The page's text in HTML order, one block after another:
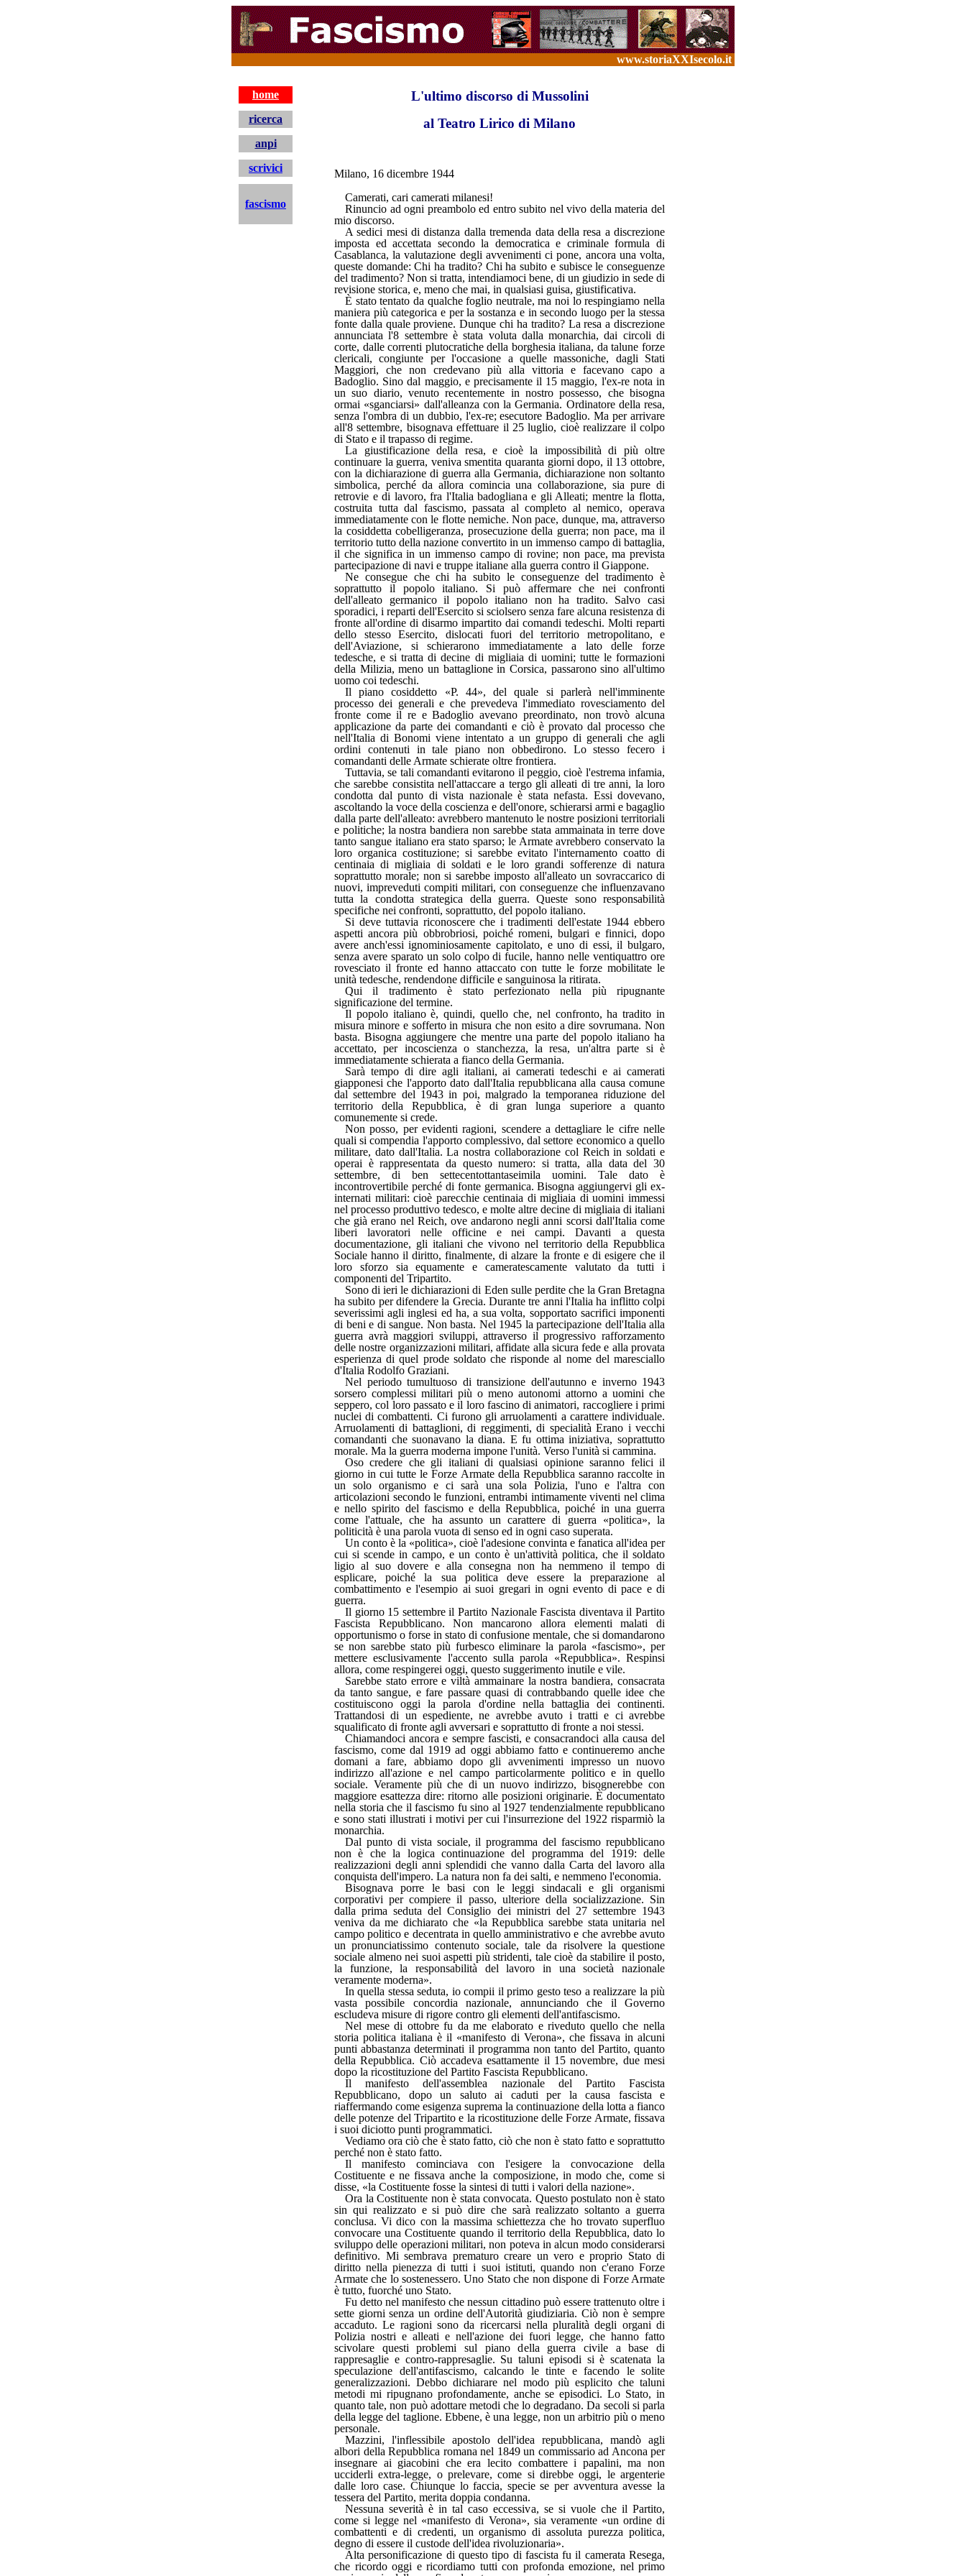
www.storiaXXIsecolo.it
home
L'ultimo discorso di Mussolini
al Teatro Lirico di Milano
Milano, 16 dicembre 1944
Camerati, cari camerati milanesi!
Rinuncio ad ogni preambolo ed entro subito nel vivo della materia del
mio discorso.
A sedici mesi di distanza dalla tremenda data della resa a discrezione
imposta ed accettata secondo la democratica e criminale formula di
Casablanca, la valutazione degli avvenimenti ci pone, ancora una volta,
queste domande: Chi ha tradito? Chi ha subito e subisce le conseguenze
del tradimento? Non si tratta, intendiamoci bene, di un giudizio in sede di
revisione storica, e, meno che mai, in qualsiasi guisa, giustificativa.
È stato tentato da qualche foglio neutrale, ma noi lo respingiamo nella
maniera più categorica e per la sostanza e in secondo luogo per la stessa
fonte dalla quale proviene. Dunque chi ha tradito? La resa a discrezione
annunciata l'8 settembre è stata voluta dalla monarchia, dai circoli di
corte, dalle correnti plutocratiche della borghesia italiana, da talune forze
clericali, congiunte per l'occasione a quelle massoniche, dagli Stati
Maggiori, che non credevano più alla vittoria e facevano capo a
Badoglio. Sino dal maggio, e precisamente il 15 maggio, l'ex-re nota in
un suo diario, venuto recentemente in nostro possesso, che bisogna
ormai «sganciarsi» dall'alleanza con la Germania. Ordinatore della resa,
senza l'ombra di un dubbio, l'ex-re; esecutore Badoglio. Ma per arrivare
all'8 settembre, bisognava effettuare il 25 luglio, cioè realizzare il colpo
di Stato e il trapasso di regime.
La giustificazione della resa, e cioè la impossibilità di più oltre
continuare la guerra, veniva smentita quaranta giorni dopo, il 13 ottobre,
con la dichiarazione di guerra alla Germania, dichiarazione non soltanto
simbolica, perché da allora comincia una collaborazione, sia pure di
retrovie e di lavoro, fra l'Italia badogliana e gli Alleati; mentre la flotta,
costruita tutta dal fascismo, passata al completo al nemico, operava
immediatamente con le flotte nemiche. Non pace, dunque, ma, attraverso
la cosiddetta cobelligeranza, prosecuzione della guerra; non pace, ma il
territorio tutto della nazione convertito in un immenso campo di battaglia,
il che significa in un immenso campo di rovine; non pace, ma prevista
partecipazione di navi e truppe italiane alla guerra contro il Giappone.
Ne consegue che chi ha subito le conseguenze del tradimento è
soprattutto il popolo italiano. Si può affermare che nei confronti
dell'alleato germanico il popolo italiano non ha tradito. Salvo casi
sporadici, i reparti dell'Esercito si sciolsero senza fare alcuna resistenza di
fronte all'ordine di disarmo impartito dai comandi tedeschi. Molti reparti
dello stesso Esercito, dislocati fuori del territorio metropolitano, e
dell'Aviazione, si schierarono immediatamente a lato delle forze
tedesche, e si tratta di decine di migliaia di uomini; tutte le formazioni
della Milizia, meno un battaglione in Corsica, passarono sino all'ultimo
uomo coi tedeschi.
Il piano cosiddetto «P. 44», del quale si parlerà nell'imminente
processo dei generali e che prevedeva l'immediato rovesciamento del
fronte come il re e Badoglio avevano preordinato, non trovò alcuna
applicazione da parte dei comandanti e ciò è provato dal processo che
nell'Italia di Bonomi viene intentato a un gruppo di generali che agli
ordini contenuti in tale piano non obbedirono. Lo stesso fecero i
comandanti delle Armate schierate oltre frontiera.
Tuttavia, se tali comandanti evitarono il peggio, cioè l'estrema infamia,
che sarebbe consistita nell'attaccare a tergo gli alleati di tre anni, la loro
condotta dal punto di vista nazionale è stata nefasta. Essi dovevano,
ascoltando la voce della coscienza e dell'onore, schierarsi armi e bagaglio
dalla parte dell'alleato: avrebbero mantenuto le nostre posizioni territoriali
e politiche; la nostra bandiera non sarebbe stata ammainata in terre dove
tanto sangue italiano era stato sparso; le Armate avrebbero conservato la
loro organica costituzione; si sarebbe evitato l'internamento coatto di
centinaia di migliaia di soldati e le loro grandi sofferenze di natura
soprattutto morale; non si sarebbe imposto all'alleato un sovraccarico di
nuovi, impreveduti compiti militari, con conseguenze che influenzavano
tutta la condotta strategica della guerra. Queste sono responsabilità
specifiche nei confronti, soprattutto, del popolo italiano.
Si deve tuttavia riconoscere che i tradimenti dell'estate 1944 ebbero
aspetti ancora più obbrobriosi, poiché romeni, bulgari e finnici, dopo
avere anch'essi ignominiosamente capitolato, e uno di essi, il bulgaro,
senza avere sparato un solo colpo di fucile, hanno nelle ventiquattro ore
rovesciato il fronte ed hanno attaccato con tutte le forze mobilitate le
unità tedesche, rendendone difficile e sanguinosa la ritirata.
Qui il tradimento è stato perfezionato nella più ripugnante
significazione del termine.
Il popolo italiano è, quindi, quello che, nel confronto, ha tradito in
misura minore e sofferto in misura che non esito a dire sovrumana. Non
basta. Bisogna aggiungere che mentre una parte del popolo italiano ha
accettato, per incoscienza o stanchezza, la resa, un'altra parte si è
immediatamente schierata a fianco della Germania.
Sarà tempo di dire agli italiani, ai camerati tedeschi e ai camerati
giapponesi che l'apporto dato dall'Italia repubblicana alla causa comune
dal settembre del 1943 in poi, malgrado la temporanea riduzione del
territorio della Repubblica, è di gran lunga superiore a quanto
comunemente si crede.
Non posso, per evidenti ragioni, scendere a dettagliare le cifre nelle
quali si compendia l'apporto complessivo, dal settore economico a quello
militare, dato dall'Italia. La nostra collaborazione col Reich in soldati e
operai è rappresentata da questo numero: si tratta, alla data del 30
settembre, di ben settecentottantaseimila uomini. Tale dato è
incontrovertibile perché di fonte germanica. Bisogna aggiungervi gli ex-
internati militari: cioè parecchie centinaia di migliaia di uomini immessi
nel processo produttivo tedesco, e molte altre decine di migliaia di italiani
che già erano nel Reich, ove andarono negli anni scorsi dall'Italia come
liberi lavoratori nelle officine e nei campi. Davanti a questa
documentazione, gli italiani che vivono nel territorio della Repubblica
Sociale hanno il diritto, finalmente, di alzare la fronte e di esigere che il
loro sforzo sia equamente e cameratescamente valutato da tutti i
componenti del Tripartito.
Sono di ieri le dichiarazioni di Eden sulle perdite che la Gran Bretagna
ha subito per difendere la Grecia. Durante tre anni l'Italia ha inflitto colpi
severissimi agli inglesi ed ha, a sua volta, sopportato sacrifici imponenti
di beni e di sangue. Non basta. Nel 1945 la partecipazione dell'Italia alla
guerra avrà maggiori sviluppi, attraverso il progressivo rafforzamento
delle nostre organizzazioni militari, affidate alla sicura fede e alla provata
esperienza di quel prode soldato che risponde al nome del maresciallo
d'Italia Rodolfo Graziani.
Nel periodo tumultuoso di transizione dell'autunno e inverno 1943
sorsero complessi militari più o meno autonomi attorno a uomini che
seppero, col loro passato e il loro fascino di animatori, raccogliere i primi
nuclei di combattenti. Ci furono gli arruolamenti a carattere individuale.
Arruolamenti di battaglioni, di reggimenti, di specialità Erano i vecchi
comandanti che suonavano la diana. E fu ottima iniziativa, soprattutto
morale. Ma la guerra moderna impone l'unità. Verso l'unità si cammina.
Oso credere che gli italiani di qualsiasi opinione saranno felici il
giorno in cui tutte le Forze Armate della Repubblica saranno raccolte in
un solo organismo e ci sarà una sola Polizia, l'uno e l'altra con
articolazioni secondo le funzioni, entrambi intimamente viventi nel clima
e nello spirito del fascismo e della Repubblica, poiché in una guerra
come l'attuale, che ha assunto un carattere di guerra «politica», la
politicità è una parola vuota di senso ed in ogni caso superata.
Un conto è la «politica», cioè l'adesione convinta e fanatica all'idea per
cui si scende in campo, e un conto è un'attività politica, che il soldato
ligio al suo dovere e alla consegna non ha nemmeno il tempo di
esplicare, poiché la sua politica deve essere la preparazione al
combattimento e l'esempio ai suoi gregari in ogni evento di pace e di
guerra.
Il giorno 15 settembre il Partito Nazionale Fascista diventava il Partito
Fascista Repubblicano. Non mancarono allora elementi malati di
opportunismo o forse in stato di confusione mentale, che si domandarono
se non sarebbe stato più furbesco eliminare la parola «fascismo», per
mettere esclusivamente l'accento sulla parola «Repubblica». Respinsi
allora, come respingerei oggi, questo suggerimento inutile e vile.
Sarebbe stato errore e viltà ammainare la nostra bandiera, consacrata
da tanto sangue, e fare passare quasi di contrabbando quelle idee che
costituiscono oggi la parola d'ordine nella battaglia dei continenti.
Trattandosi di un espediente, ne avrebbe avuto i tratti e ci avrebbe
squalificato di fronte agli avversari e soprattutto di fronte a noi stessi.
Chiamandoci ancora e sempre fascisti, e consacrandoci alla causa del
fascismo, come dal 1919 ad oggi abbiamo fatto e continueremo anche
domani a fare, abbiamo dopo gli avvenimenti impresso un nuovo
indirizzo all'azione e nel campo particolarmente politico e in quello
sociale. Veramente più che di un nuovo indirizzo, bisognerebbe con
maggiore esattezza dire: ritorno alle posizioni originarie. È documentato
nella storia che il fascismo fu sino al 1927 tendenzialmente repubblicano
e sono stati illustrati i motivi per cui l'insurrezione del 1922 risparmiò la
monarchia.
Dal punto di vista sociale, il programma del fascismo repubblicano
non è che la logica continuazione del programma del 1919: delle
realizzazioni degli anni splendidi che vanno dalla Carta del lavoro alla
conquista dell'impero. La natura non fa dei salti, e nemmeno l'economia.
Bisognava porre le basi con le leggi sindacali e gli organismi
corporativi per compiere il passo, ulteriore della socializzazione. Sin
dalla prima seduta del Consiglio dei ministri del 27 settembre 1943
veniva da me dichiarato che «la Repubblica sarebbe stata unitaria nel
campo politico e decentrata in quello amministrativo e che avrebbe avuto
un pronunciatissimo contenuto sociale, tale da risolvere la questione
sociale almeno nei suoi aspetti più stridenti, tale cioè da stabilire il posto,
la funzione, la responsabilità del lavoro in una società nazionale
veramente moderna».
In quella stessa seduta, io compii il primo gesto teso a realizzare la più
vasta possibile concordia nazionale, annunciando che il Governo
escludeva misure di rigore contro gli elementi dell'antifascismo.
Nel mese di ottobre fu da me elaborato e riveduto quello che nella
storia politica italiana è il «manifesto di Verona», che fissava in alcuni
punti abbastanza determinati il programma non tanto del Partito, quanto
della Repubblica. Ciò accadeva esattamente il 15 novembre, due mesi
dopo la ricostituzione del Partito Fascista Repubblicano.
Il manifesto dell'assemblea nazionale del Partito Fascista
Repubblicano, dopo un saluto ai caduti per la causa fascista e
riaffermando come esigenza suprema la continuazione della lotta a fianco
delle potenze del Tripartito e la ricostituzione delle Forze Armate, fissava
i suoi diciotto punti programmatici.
Vediamo ora ciò che è stato fatto, ciò che non è stato fatto e soprattutto
perché non è stato fatto.
Il manifesto cominciava con l'esigere la convocazione della
Costituente e ne fissava anche la composizione, in modo che, come si
disse, «la Costituente fosse la sintesi di tutti i valori della nazione».
Ora la Costituente non è stata convocata. Questo postulato non è stato
sin qui realizzato e si può dire che sarà realizzato soltanto a guerra
conclusa. Vi dico con la massima schiettezza che ho trovato superfluo
convocare una Costituente quando il territorio della Repubblica, dato lo
sviluppo delle operazioni militari, non poteva in alcun modo considerarsi
definitivo. Mi sembrava prematuro creare un vero e proprio Stato di
diritto nella pienezza di tutti i suoi istituti, quando non c'erano Forze
Armate che lo sostenessero. Uno Stato che non dispone di Forze Armate
è tutto, fuorché uno Stato.
Fu detto nel manifesto che nessun cittadino può essere trattenuto oltre i
sette giorni senza un ordine dell'Autorità giudiziaria. Ciò non è sempre
accaduto. Le ragioni sono da ricercarsi nella pluralità degli organi di
Polizia nostri e alleati e nell'azione dei fuori legge, che hanno fatto
scivolare questi problemi sul piano della guerra civile a base di
rappresaglie e contro-rappresaglie. Su taluni episodi si è scatenata la
speculazione dell'antifascismo, calcando le tinte e facendo le solite
generalizzazioni. Debbo dichiarare nel modo più esplicito che taluni
metodi mi ripugnano profondamente, anche se episodici. Lo Stato, in
quanto tale, non può adottare metodi che lo degradano. Da secoli si parla
della legge del taglione. Ebbene, è una legge, non un arbitrio più o meno
personale.
Mazzini, l'inflessibile apostolo dell'idea repubblicana, mandò agli
albori della Repubblica romana nel 1849 un commissario ad Ancona per
insegnare ai giacobini che era lecito combattere i papalini, ma non
ucciderli extra-legge, o prelevare, come si direbbe oggi, le argenterie
dalle loro case. Chiunque lo faccia, specie se per avventura avesse la
tessera del Partito, merita doppia condanna.
Nessuna severità è in tal caso eccessiva, se si vuole che il Partito,
come si legge nel «manifesto di Verona», sia veramente «un ordine di
combattenti e di credenti, un organismo di assoluta purezza politica,
degno di essere il custode dell'idea rivoluzionaria».
Alta personificazione di questo tipo di fascista fu il camerata Resega,
che ricordo oggi e ricordiamo tutti con profonda emozione, nel primo
ricerca
anpi
scrivici
fascismo